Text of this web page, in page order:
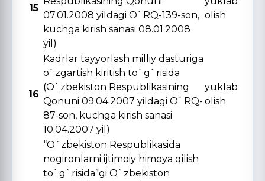
15
07.01.2008 yildagi O`RQ-139-son,
kuchga kirish sanasi 08.01.2008
yil)
olish
16
Kadrlar tayyorlash milliy dasturiga
o`zgartish kiritish to`g`risida
(O`zbekiston Respublikasining
Qonuni 09.04.2007 yildagi O`RQ-
87-son, kuchga kirish sanasi
10.04.2007 yil)
yuklab
olish
“O`zbekiston Respublikasida
nogironlarni ijtimoiy himoya qilish
to`g`risida”gi O`zbekiston